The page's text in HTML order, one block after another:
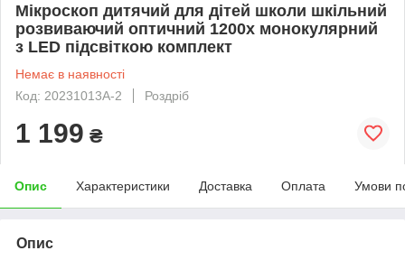
Мікроскоп дитячий для дітей школи шкільний
розвиваючий оптичний 1200x монокулярний
з LED підсвіткою комплект
Немає в наявності
Код: 20231013A-2
Роздріб
1 199 ₴
Опис Характеристики Доставка Оплата Умови
Опис